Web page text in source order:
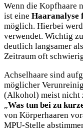
Wenn die Kopfhaare
ist eine Haaranalyse
möglich. Hierbei
verwendet. Wichtig
deutlich langsamer
Zeitraum oft
Achselhaare sind
möglicher
(Alkohol) meist nicht
„Was tun bei zu
von Körperhaaren
MPU-Stelle